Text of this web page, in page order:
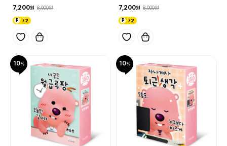
7,200
8,000
72
7,200
8,000
72
10 10